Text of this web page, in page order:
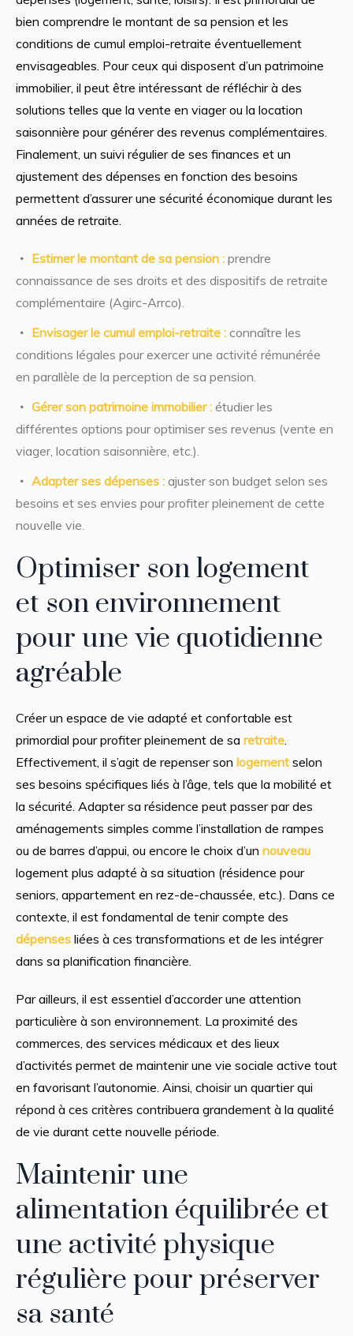
bien comprendre le montant de sa pension et les
conditions de cumul emploi-retraite éventuellement
envisageables. Pour ceux qui disposent d’un patrimoine
immobilier, il peut être intéressant de réfléchir à des
solutions telles que la vente en viager ou la location
saisonnière pour générer des revenus complémentaires.
Finalement, un suivi régulier de ses finances et un
ajustement des dépenses en fonction des besoins
permettent d’assurer une sécurité économique durant les
années de retraite.
Estimer le montant de sa pension : prendre
connaissance de ses droits et des dispositifs de retraite
complémentaire (Agirc-Arrco).
Envisager le cumul emploi-retraite : connaître les
conditions légales pour exercer une activité rémunérée
en parallèle de la perception de sa pension.
Gérer son patrimoine immobilier : étudier les
différentes options pour optimiser ses revenus (vente en
viager, location saisonnière, etc.).
Adapter ses dépenses : ajuster son budget selon ses
besoins et ses envies pour profiter pleinement de cette
nouvelle vie.
Optimiser son logement
et son environnement
pour une vie quotidienne
agréable
Créer un espace de vie adapté et confortable est
primordial pour profiter pleinement de sa retraite.
Effectivement, il s’agit de repenser son logement selon
ses besoins spécifiques liés à l’âge, tels que la mobilité et
la sécurité. Adapter sa résidence peut passer par des
aménagements simples comme l’installation de rampes
ou de barres d’appui, ou encore le choix d’un nouveau
logement plus adapté à sa situation (résidence pour
seniors, appartement en rez-de-chaussée, etc.). Dans ce
contexte, il est fondamental de tenir compte des
dépenses liées à ces transformations et de les intégrer
dans sa planification financière.
Par ailleurs, il est essentiel d’accorder une attention
particulière à son environnement. La proximité des
commerces, des services médicaux et des lieux
d’activités permet de maintenir une vie sociale active tout
en favorisant l’autonomie. Ainsi, choisir un quartier qui
répond à ces critères contribuera grandement à la qualité
de vie durant cette nouvelle période.
Maintenir une
alimentation équilibrée et
une activité physique
régulière pour préserver
sa santé